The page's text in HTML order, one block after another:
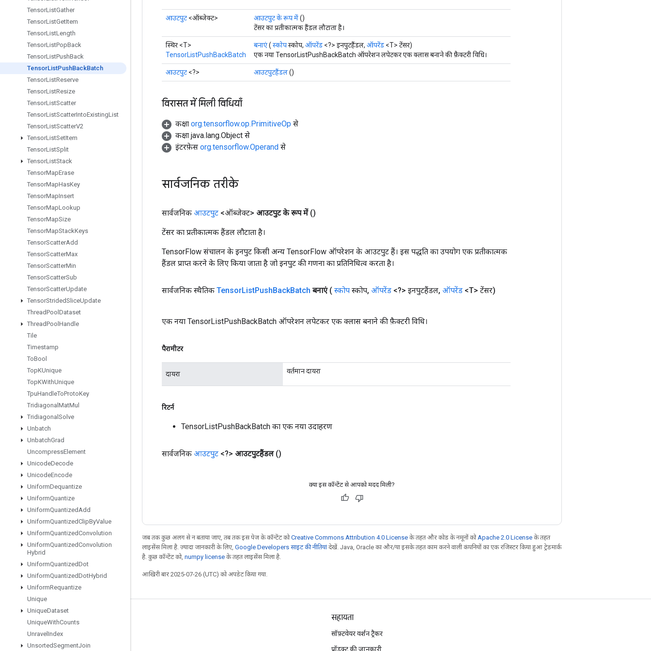
TensorListGather
TensorListGetItem
TensorListLength
TensorListPopBack
TensorListPushBack
TensorListPushBackBatch
TensorListReserve
TensorListResize
TensorListScatter
TensorListScatterIntoExistingList
TensorListScatterV2
TensorListSetItem
TensorListSplit
TensorListStack
TensorMapErase
TensorMapHasKey
TensorMapInsert
TensorMapLookup
TensorMapSize
TensorMapStackKeys
TensorScatterAdd
TensorScatterMax
TensorScatterMin
TensorScatterSub
TensorScatterUpdate
TensorStridedSliceUpdate
ThreadPool Dataset
ThreadPool Handle
Tile
Timestamp
ToBool
TopKUnique
TopKWithUnique
TpuHandleToProtoKey
Tridiagonal MatMul
Tridiagonal Solve
Unbatch
UnbatchGrad
UncompressElement
UnicodeDecode
UnicodeEncode
UniformDequantize
UniformQuantize
UniformQuantizedAdd
UniformQuantizedClipByValue
UniformQuantizedConvolution
UniformQuantizedConvolution
Hybrid
UniformQuantizedDot
UniformQuantizedDotHybrid
UniformRequantize
Unique
UniqueDataset
UniqueWithCounts
Unravel Index
UnsortedSegmentJoin
आउटपुट <ऑब्जेक्ट> आउटपुट के रूप में()
टेंसर का प्रतीकात्मक हैंडल लौटाता है।
स्थिर <T>
TensorListPushBackBatch
बनाएं( स्कोपस्कोप, ऑपरेंड <?> इनपुटहैंडल, ऑपरेंड <T> टेंसर)
एक नया TensorListPushBackBatch ऑपरेशन लपेटकर एक क्लास बनाने की फ़ैक्टरी विधि।
आउटपुट <?> आउटपुटहैंडल()
विरासत में मिली विधियाँ
कक्षा org.tensorflow.op.PrimitiveOp से
कक्षा java.lang.Object से
इंटरफ़ेस org.tensorflow.Operand से
सार्वजनिक तरीके
सार्वजनिक आउटपुट <ऑब्जेक्ट> आउटपुट के रूप में ()
टेंसर का प्रतीकात्मक हैंडल लौटाता है।
TensorFlow संचालन के इनपुट किसी अन्य TensorFlow ऑपरेशन के आउटपुट हैं। इस पद्धति का उपयोग एक प्रतीकात्मक
हैंडल प्राप्त करने के लिए किया जाता है जो इनपुट की गणना का प्रतिनिधित्व करता है।
सार्वजनिक स्थैतिक TensorListPushBackBatch बनाएं ( स्कोप स्कोप, ऑपरेंड <?> इनपुटहैंडल, ऑपरेंड <T> टेंसर)
एक नया TensorListPushBackBatch ऑपरेशन लपेटकर एक क्लास बनाने की फ़ैक्टरी विधि।
पैरामीटर
दायरा वर्तमान दायरा
रिटर्न
TensorListPushBackBatch का एक नया उदाहरण
सार्वजनिक आउटपुट <?> आउटपुटहैंडल ()
क्या इस कॉन्टेंट से आपको मदद मिली?
जब तक कुछ अलग से न बताया जाए, तब तक इस पेज के कॉन्टेंट कोCreative Commons Attribution 4.0 License के तहत और कोड के नमूनों को Apache 2.0 License के तहत
लाइसेंस मिला है. ज़्यादा जानकारी के लिए, Google Developers साइट की नीतियांदेखें. Java, Oracle का और/या इसके तहत काम करने वाली कंपनियों का एक रजिस्टर किया हुआ ट्रेडमार्क
है. कुछ कॉन्टेंट को, numpy license के तहत लाइसेंस मिला है.
आखिरी बार 2025-07-26 (UTC) को अपडेट किया गया.
जुड़े रहें
फ़ोरम
सहायता
सॉफ़्टवेयर वर्शन ट्रैकर
प्रॉडक्ट की जानकारी